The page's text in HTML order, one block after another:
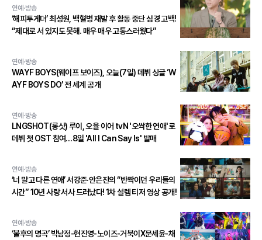
연예·방송
‘해피투게더’ 최성원, 백혈병 재발 후 활동 중단 심경 고백!
“제대로 서 있지도 못해. 매우 매우 고통스러웠다”
연예·방송
WAYF BOYS(웨이프 보이즈), 오늘(7일) 데뷔 싱글 ‘W
AYF BOYS DO’ 전 세계 공개
연예·방송
LNGSHOT(롱샷) 루이, 오율 이어 tvN '오싹한 연애'로
데뷔 첫 OST 참여…8일 'All I Can Say Is' 발매
연예·방송
‘너 말고 다른 연애’ 서강준·안은진의 “반짝이던 우리들의
시간” 10년 사랑 서사 드러났다! 1차 설렘 티저 영상 공개!
연예·방송
‘불후의 명곡’ 박남정-현진영-노이즈-거북이X문세윤-채